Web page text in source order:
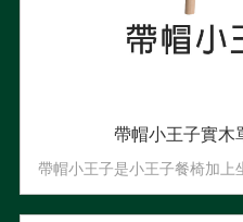
帶帽小王子實木
帶帽小王子是小王子餐椅加上
式坐墊，保留梣